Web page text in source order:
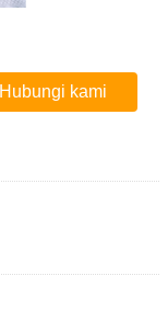
Hubungi kami